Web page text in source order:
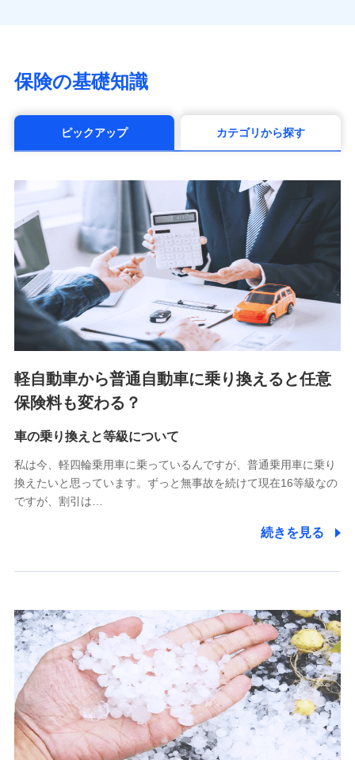
マニュライフ生命保険株式会社
（https://www.manulife.co.jp/）
（https://www.msa-life.co.jp/）
メットライフ生命株式会社(https://www.metlife.co.jp/)
■少額短期保険
株式会社アシロ少額短期保険 (https://kailash.co.jp/)
SBIいきいき少額短期保険会社 (https://www.i-
sedai.com/)
SBIペット少額短期保険株式会社 (https://www.sbipet-
ssi.co.jp/)
SBIリスタ少額短期保険会社
(https://www.jishin.co.jp/)
スマートプラス少額短期保険株式会社
チューリッヒ少額短期保険株式会社
(https://www.zurichssi.co.jp/)
(https://www.tokiomarine-x.co.jp/)
(https://pshoken.co.jp/)
リトルファミリー少額短期保険株式会社
(https://www.littlefamily-ssi.com/)
郵便、電話、およびＥメール等により、当社と取引のあるも
た維持管理等の委託業務遂行のため、またそれらに付帯、関
連する当社および提携会社のサービスを案内、提供するため
（なお、当社は複数の保険会社と取引があり、取得した個人
情報を取引のある他の保険会社の商品・サービスをご提案す
るために利用させていただくことがあります。）
上記に係る連絡・手続き・管理等付帯業務を行うため
3.セミナー募集サイトから取得した個人情報
各種セミナーの案内、開催のため
保険の基礎知識
ピックアップ カテゴリから探す
軽自動車から普通自動車に乗り換えると任意
保険料も変わる？
車の乗り換えと等級について
私は今、軽四輪乗用車に乗っているんですが、普通乗用車に乗り
換えたいと思っています。ずっと無事故を続けて現在16等級なの
ですが、割引は…
続きを見る